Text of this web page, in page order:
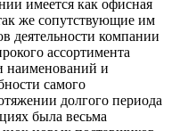
имеется как офисная
же сопутствующие им
деятельности компании
ассортимента
наименований и
самого
долгого периода
была весьма